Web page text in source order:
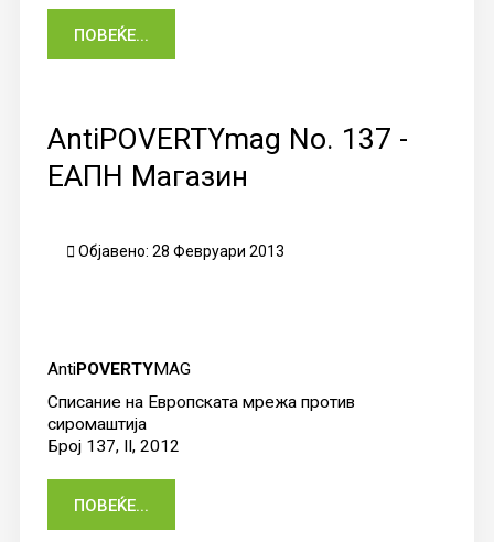
ПОВЕЌЕ...
AntiPOVERTYmag No. 137 -
ЕАПН Магазин
Објавено: 28 Февруари 2013
AntiPOVERTYMAG
Списание на Европската мрежа против
сиромаштија
Број 137, II, 2012
ПОВЕЌЕ...